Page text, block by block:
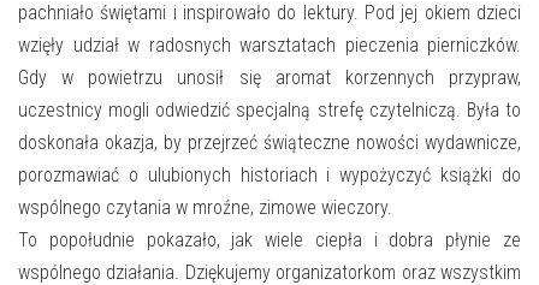
pachniało świętami i inspirowało do lektury. Pod jej okiem dzieci
wzięły udział w radosnych warsztatach pieczenia pierniczków.
Gdy w powietrzu unosił się aromat korzennych przypraw,
uczestnicy mogli odwiedzić specjalną strefę czytelniczą. Była to
doskonała okazja, by przejrzeć świąteczne nowości wydawnicze,
porozmawiać o ulubionych historiach i wypożyczyć książki do
wspólnego czytania w mroźne, zimowe wieczory.
To popołudnie pokazało, jak wiele ciepła i dobra płynie ze
wspólnego działania. Dziękujemy organizatorkom oraz wszystkim